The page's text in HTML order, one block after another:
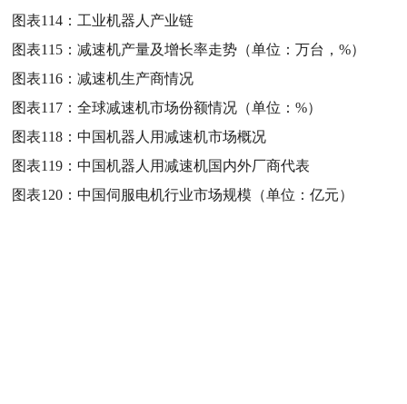
图表114： 工业机器人产业链
图表115：减速机产量及增长率走势（单位：万台，%）
图表116：减速机生产商情况
图表117：全球减速机市场份额情况（单位：%）
图表118：中国机器人用减速机市场概况
图表119：中国机器人用减速机国内外厂商代表
图表120：中国伺服电机行业市场规模（单位：亿元）